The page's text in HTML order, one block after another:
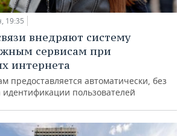
19:35
внедряют систему
сервисам при
интернета
предоставляется автоматически, без
пользователей